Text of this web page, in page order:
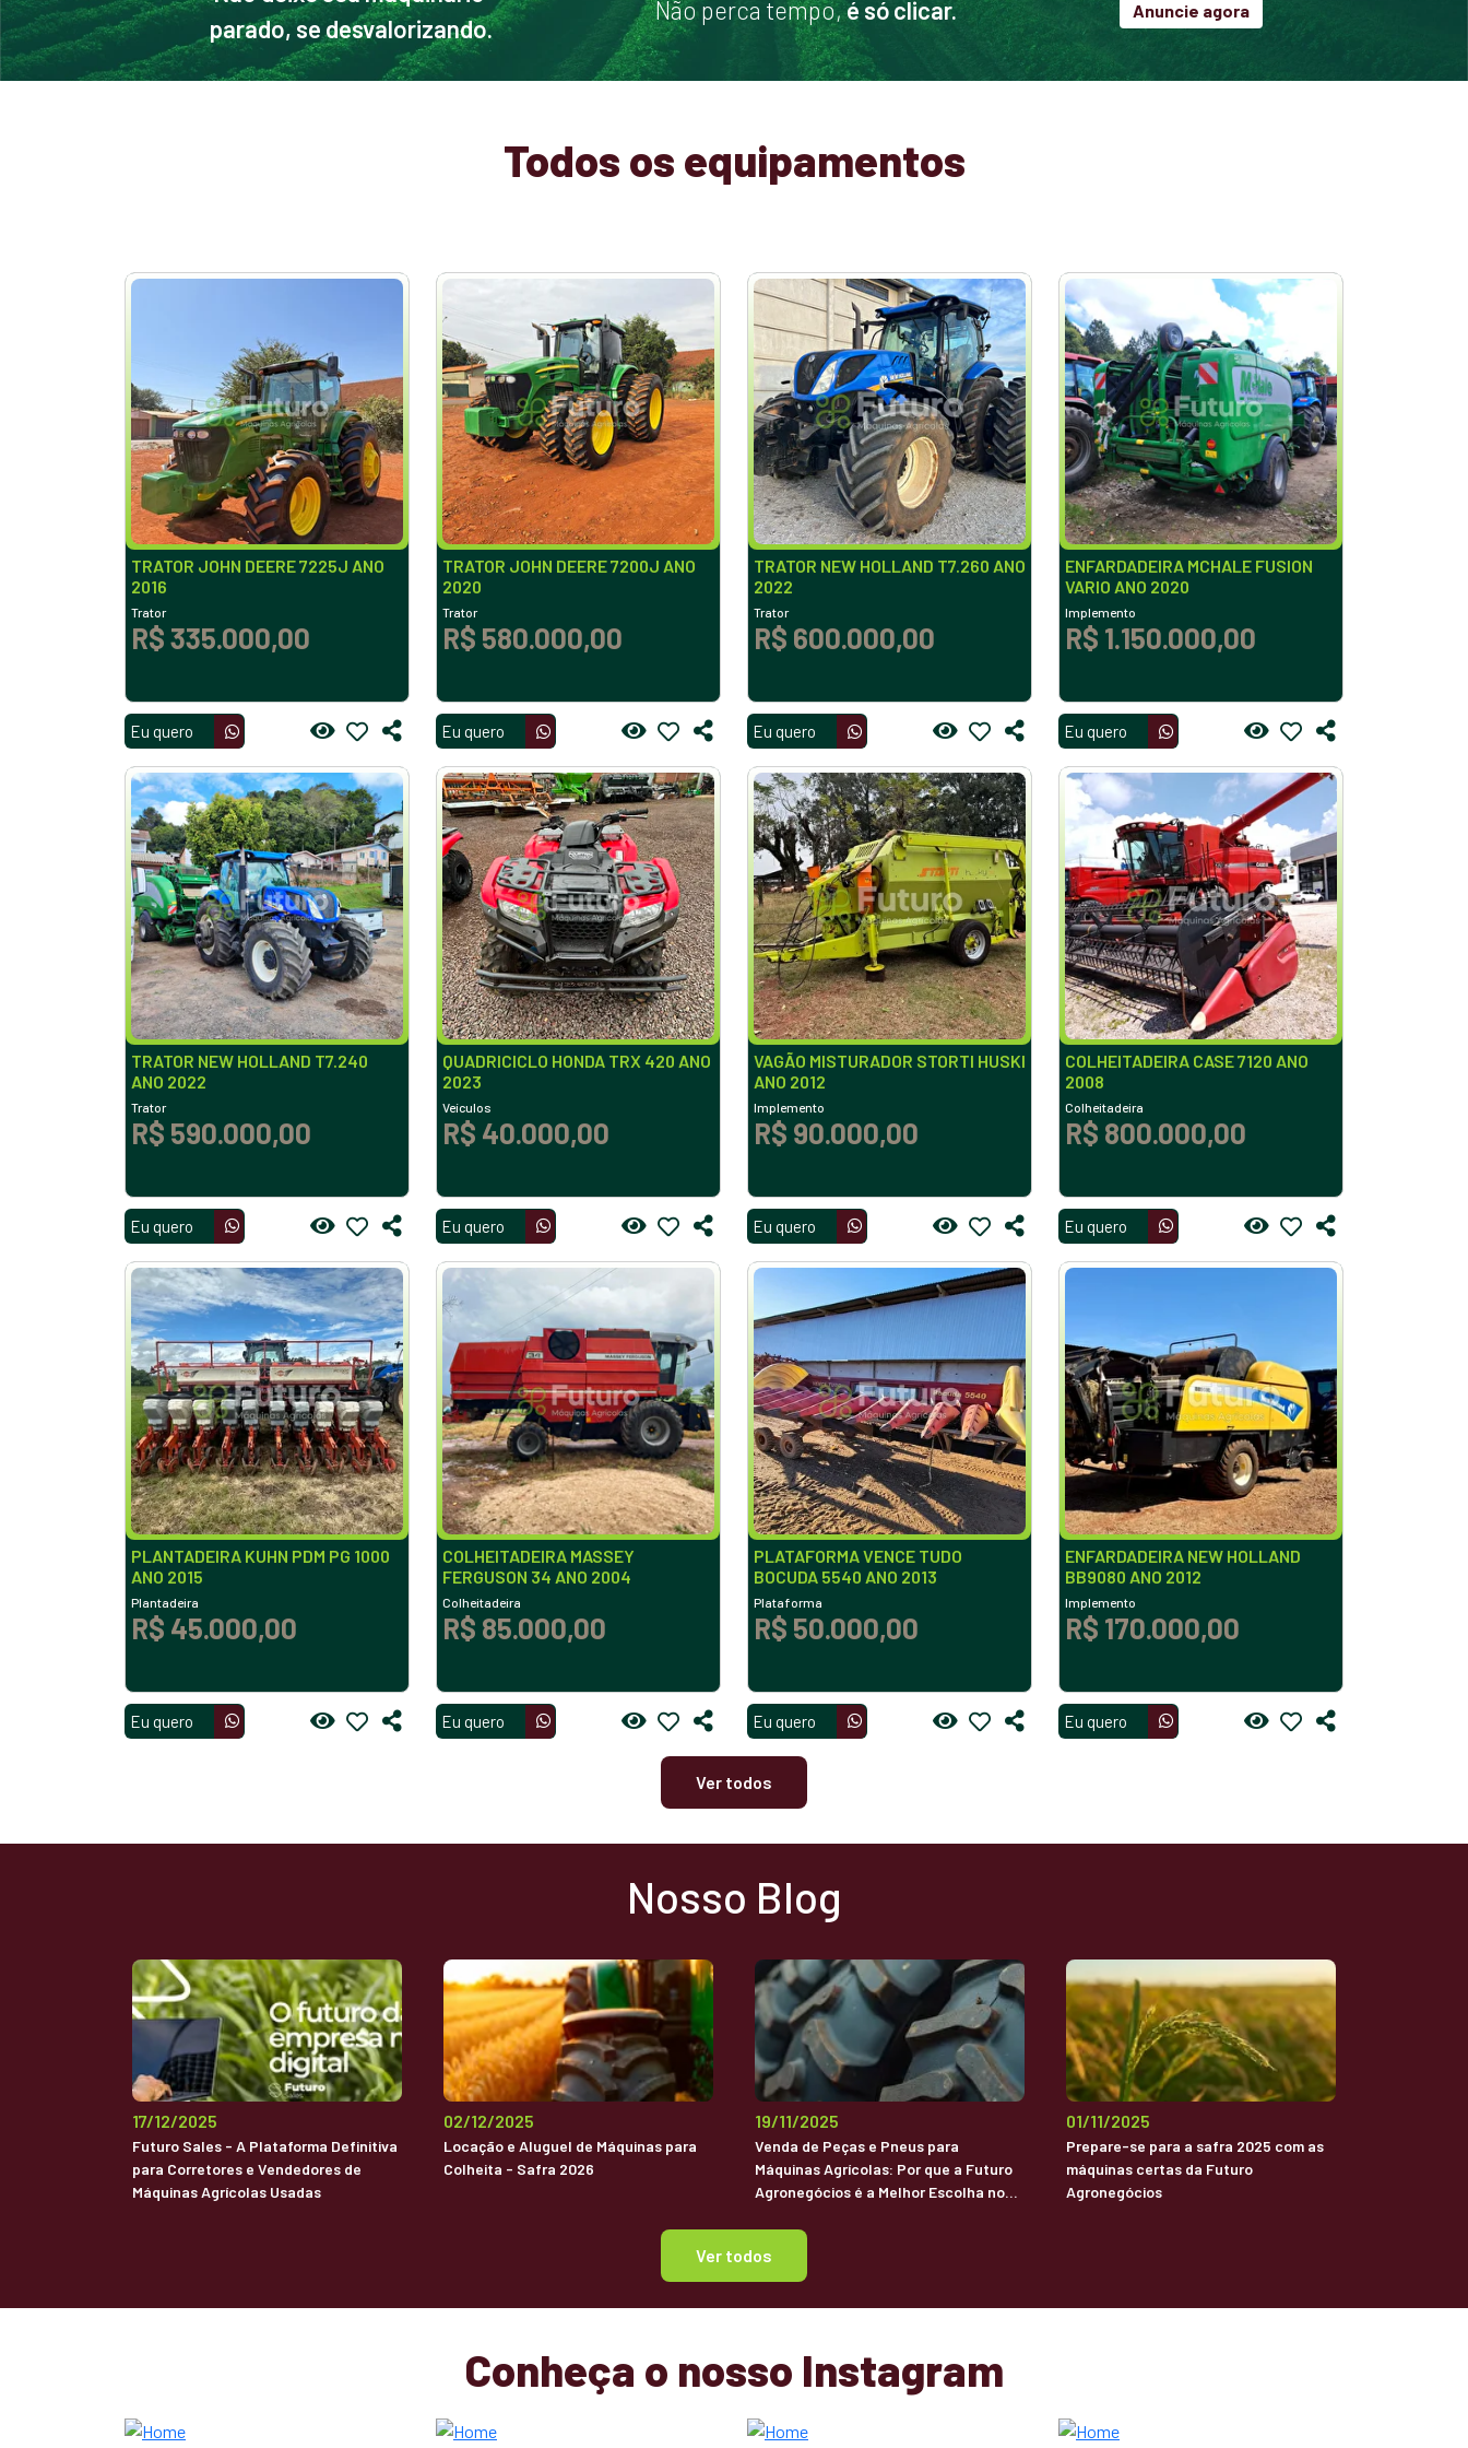
parado, se desvalorizando.
Não perca tempo,é só clicar. Anuncie agora
Todos os equipamentos
TRATOR JOHN DEERE 7225J ANO
2016
Trator
R$ 335.000,00
Eu quero
TRATOR JOHN DEERE 7200J ANO
2020
Trator
R$ 580.000,00
Eu quero
TRATOR NEW HOLLAND T7.260 ANO
2022
Trator
R$ 600.000,00
Eu quero
ENFARDADEIRA MCHALE FUSION
VARIO ANO 2020
Implemento
R$ 1.150.000,00
Eu quero
TRATOR NEW HOLLAND T7.240
ANO 2022
Trator
R$ 590.000,00
Eu quero
QUADRICICLO HONDA TRX 420 ANO
2023
Veículos
R$ 40.000,00
Eu quero
VAGÃO MISTURADOR STORTI HUSKI
ANO 2012
Implemento
R$ 90.000,00
Eu quero
COLHEITADEIRA CASE 7120 ANO
2008
Colheitadeira
R$ 800.000,00
Eu quero
PLANTADEIRA KUHN PDM PG 1000
ANO 2015
Plantadeira
R$ 45.000,00
Eu quero
COLHEITADEIRA MASSEY
FERGUSON 34 ANO 2004
Colheitadeira
R$ 85.000,00
Eu quero
PLATAFORMA VENCE TUDO
BOCUDA 5540 ANO 2013
Plataforma
R$ 50.000,00
Eu quero
ENFARDADEIRA NEW HOLLAND
BB9080 ANO 2012
Implemento
R$ 170.000,00
Eu quero
Ver todos
Nosso Blog
17/12/2025
Futuro Sales - A Plataforma Definitiva
para Corretores e Vendedores de
Máquinas Agrícolas Usadas
02/12/2025
Locação e Aluguel de Máquinas para
Colheita - Safra 2026
19/11/2025
Venda de Peças e Pneus para
Máquinas Agrícolas: Por que a Futuro
Agronegócios é a Melhor Escolha no
01/11/2025
Prepare-se para a safra 2025 com as
máquinas certas da Futuro
Agronegócios
Ver todos
Conheça o nosso Instagram